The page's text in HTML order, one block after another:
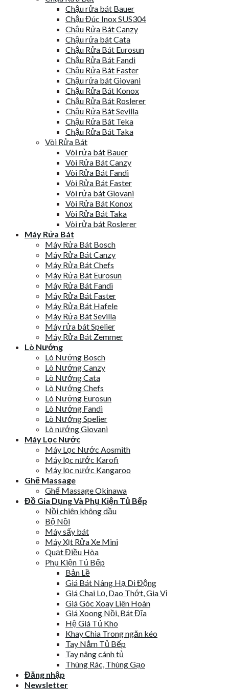
Chậu rửa bát Bauer
Chậu Đúc Inox SUS304
Chậu Rửa Bát Canzy
Chậu rửa bát Cata
Chậu Rửa Bát Eurosun
Chậu Rửa Bát Fandi
Chậu Rửa Bát Faster
Chậu rửa bát Giovani
Chậu Rửa Bát Konox
Chậu Rửa Bát Roslerer
Chậu Rửa Bát Sevilla
Chậu Rửa Bát Teka
Chậu Rửa Bát Taka
Vòi Rửa Bát
Vòi rửa bát Bauer
Vòi Rửa Bát Canzy
Vòi Rửa Bát Fandi
Vòi Rửa Bát Faster
Vòi rửa bát Giovani
Vòi Rửa Bát Konox
Vòi Rửa Bát Taka
Vòi rửa bát Roslerer
Máy Rửa Bát
Máy Rửa Bát Bosch
Máy Rửa Bát Canzy
Máy Rửa Bát Chefs
Máy Rửa Bát Eurosun
Máy Rửa Bát Fandi
Máy Rửa Bát Faster
Máy Rửa Bát Hafele
Máy Rửa Bát Sevilla
Máy rửa bát Spelier
Máy Rửa Bát Zemmer
Lò Nướng
Lò Nướng Bosch
Lò Nướng Canzy
Lò Nướng Cata
Lò Nướng Chefs
Lò Nướng Eurosun
Lò Nướng Fandi
Lò Nướng Spelier
Lò nướng Giovani
Máy Lọc Nước
Máy Lọc Nước Aosmith
Máy lọc nước Karofi
Máy lọc nước Kangaroo
Ghế Massage
Ghế Massage Okinawa
Đồ Gia Dụng Và Phụ Kiện Tủ Bếp
Nồi chiên không dầu
Bộ Nồi
Máy sấy bát
Máy Xịt Rửa Xe Mini
Quạt Điều Hòa
Phụ Kiện Tủ Bếp
Bản Lề
Giá Bát Nâng Hạ Di Động
Giá Chai Lọ, Dao Thớt, Gia Vị
Giá Góc Xoay Liên Hoàn
Giá Xoong Nồi, Bát Đĩa
Hệ Giá Tủ Kho
Khay Chia Trong ngăn kéo
Tay Nắm Tủ Bếp
Tay nâng cánh tủ
Thùng Rác, Thùng Gạo
Đăng nhập
Newsletter